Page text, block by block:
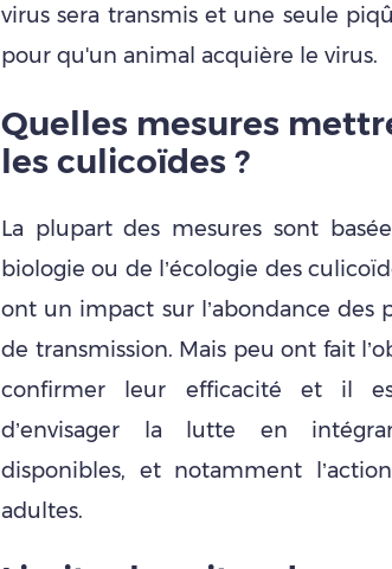
virus sera transmis et une seule
pour qu'un animal acquière le virus.
Quelles mesures m
les culicoïdes ?
La plupart des mesures sont
biologie ou de l’écologie des
ont un impact sur l’abondance des
de transmission. Mais peu ont fait
confirmer leur efficacité et il
d’envisager la lutte en
disponibles, et notamment
adultes.